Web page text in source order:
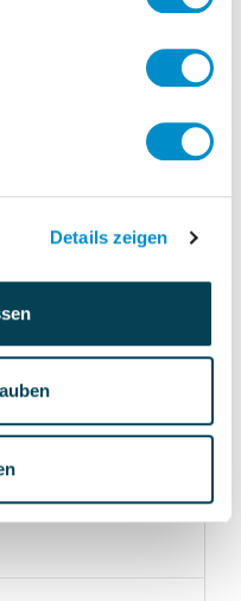
Details zeigen
28.10.2024
(m/w/d) ad
bei einem